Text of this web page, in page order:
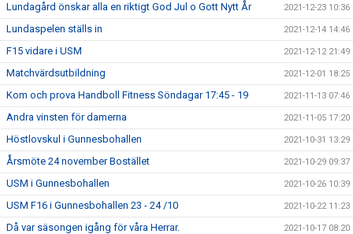
Lundagård önskar alla en riktigt God Jul o Gott Nytt År 2021-12-23 10:36
Lundaspelen ställs in 2021-12-14 14:46
F15 vidare i USM 2021-12-12 21:49
Matchvärdsutbildning 2021-12-01 18:25
Kom och prova Handboll Fitness Söndagar 17:45 - 19 2021-11-13 07:46
Andra vinsten för damerna 2021-11-05 17:20
Höstlovskul i Gunnesbohallen 2021-10-31 13:29
Årsmöte 24 november Bostället 2021-10-29 09:37
USM i Gunnesbohallen 2021-10-26 10:39
USM F16 i Gunnesbohallen 23 - 24 /10 2021-10-22 11:23
Då var säsongen igång för våra Herrar. 2021-10-17 08:20